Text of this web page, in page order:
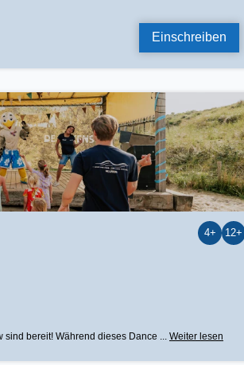
Einschreiben
4+ 12+
bereit! Während dieses Dance ... Weiter lesen